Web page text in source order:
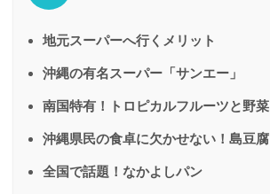
地元スーパーへ行くメリット
沖縄の有名スーパー「サンエー」
南国特有！トロピカルフルーツと野菜
沖縄県民の食卓に欠かせない！島豆腐
全国で話題！なかよしパン